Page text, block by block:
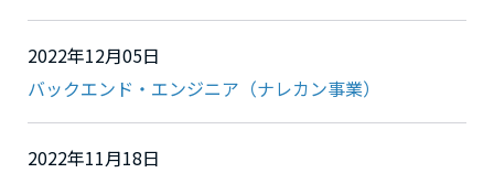
2022年12月05日
バックエンド・エンジニア（ナレカン事業）
2022年11月18日